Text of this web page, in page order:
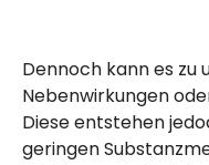
Dennoch kann es zu
Nebenwirkungen
Diese entstehen
geringen